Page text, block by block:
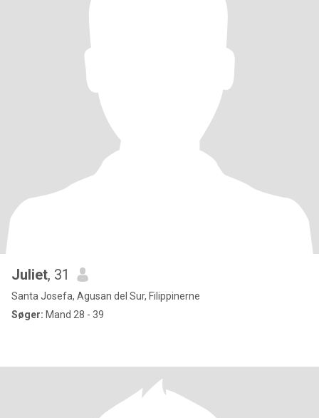
Juliet, 31
Santa Josefa, Agusan del Sur, Filippinerne
Søger: Mand 28 - 39